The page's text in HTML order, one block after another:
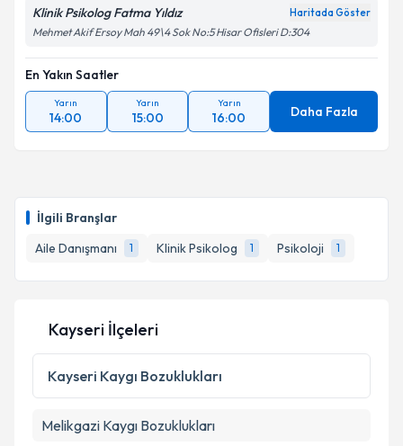
İlgili Branşlar
Aile Danışmanı
1 Klinik Psikolog 1 Psikoloji 1
Klinik Psikolog Fatma Yıldız Haritada Göster
Mehmet Akif Ersoy Mah 49\4 Sok No:5 Hisar Ofisleri D:304
En Yakın Saatler
Yarın
14:00
Yarın
15:00
Yarın
16:00 Daha Fazla
Kayseri İlçeleri
Kayseri Kaygı Bozuklukları
Melikgazi Kaygı Bozuklukları